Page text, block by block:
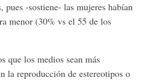
pues -sostiene- las mujeres habían
menor (30% vs el 55 de los
que los medios sean más
la reproducción de estereotipos o